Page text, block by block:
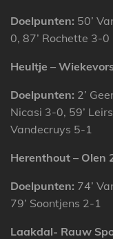
Doelpunten: 50’
0, 87’ Rochette 3-0
Heultje –
Doelpunten: 2’
Nicasi 3-0, 59’
Vandecruys 5-1
Herenthout – Olen
Doelpunten: 74’
79’ Soontjens 2-1
Laakdal- Rauw